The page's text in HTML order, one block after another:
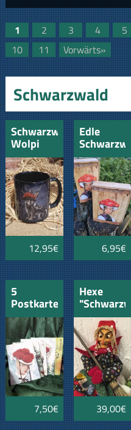
1 2 3 4 5
10
11 Vorwärts»
Schwarzwald
Schwarzwald
Wolpi
Black
Edition
12,95€
Edle
6,95€
5
Postkarten
Schwarzwald
Sortiment
7,50€
Hexe
39,00€